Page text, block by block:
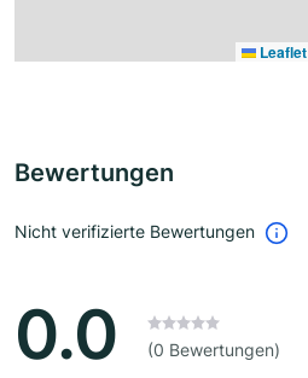
Leaflet
Bewertungen
Nicht verifizierte Bewertungen
0.0 (0 Bewertungen)